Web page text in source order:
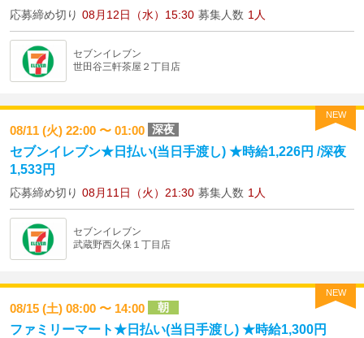
応募締め切り 08月12日（水）15:30 募集人数 1人
セブンイレブン
世田谷三軒茶屋２丁目店
NEW
08/11 (火) 22:00 〜 01:00 深夜
セブンイレブン★日払い(当日手渡し) ★時給1,226円 /深夜
1,533円
応募締め切り 08月11日（火）21:30 募集人数 1人
セブンイレブン
武蔵野西久保１丁目店
NEW
08/15 (土) 08:00 〜 14:00 朝
ファミリーマート★日払い(当日手渡し) ★時給1,300円